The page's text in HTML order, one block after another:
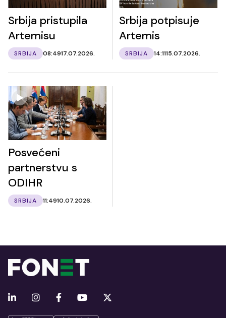
Srbija pristupila
Artemisu
SRBIJA 08:4917.07.2026.
Srbija potpisuje
Artemis
SRBIJA 14:1115.07.2026.
Posvećeni
partnerstvu s
ODIHR
SRBIJA 11:4910.07.2026.